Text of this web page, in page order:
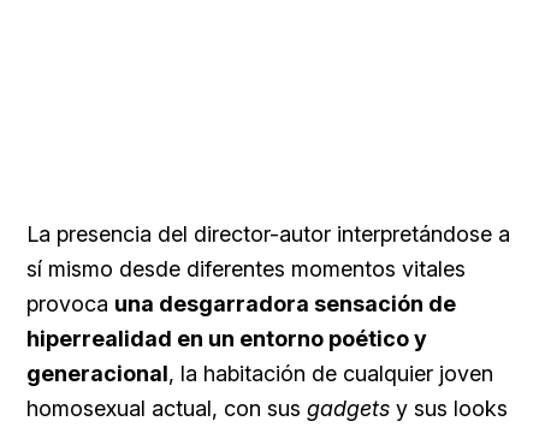
La presencia del director-autor interpretándose a
sí mismo desde diferentes momentos vitales
provoca una desgarradora sensación de
hiperrealidad en un entorno poético y
generacional, la habitación de cualquier joven
homosexual actual, con sus gadgets y sus looks